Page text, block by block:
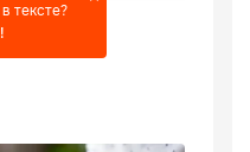
тексте?